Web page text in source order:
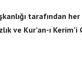
tarafından
ve Kur’an-ı